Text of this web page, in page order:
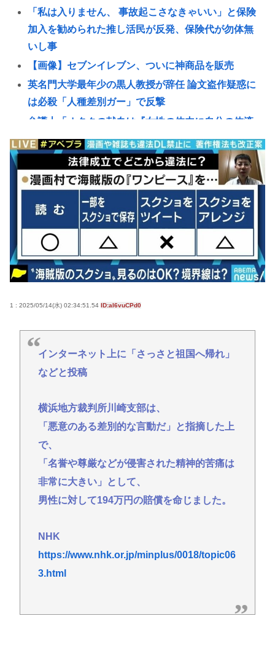
「私は入りません、 事故起こさなきゃいい」と保険
加入を勧められた推し活民が反発、保険代が勿体無
いし事
【画像】セブンイレブン、ついに神商品を販売
英名門大学最年少の黒人教授が辞任 論文盗作疑惑に
は必殺「人種差別ガー」で反撃
弁護士「オタクの献血は『女性の体内に自分の体液
を入れる』のが目的。場合によっては不同意性交罪
に当たる」
堀大輔さん、寝る間も惜しんでレスバ祭りwww
【悲報】韓国サッカー協会に性接待疑惑、「Jリーグ
の審判を統括する人物」も含まれると報道
「救える命だった」ウィシュマさん死亡めぐる国賠
訴訟が結審、遺族側は「入管の責任」改めて訴え
(ヽ´ん`) 嫌儲民「ケンモメン」の定義 👈 何て答え
る？
【悲報】佐藤二朗さん主演の「踊る」スピンオフ作
「14歳の少年に挿入を…」性器に火をつけ脅迫、少
女達はモップで…657人が死亡した韓国“最悪の人権
侵害”のおぞましすぎる実態
www
1.7kmの間何度も何度も 煽り追突
Powered by livedoor 相互RSS
1 : 2025/05/14(水) 02:34:51.54 ID:aI6vuCPd0
インターネット上に「さっさと祖国へ帰れ」
などと投稿
横浜地方裁判所川崎支部は、
「悪意のある差別的な言動だ」と指摘した上
で、
「名誉や尊厳などが侵害された精神的苦痛は
非常に大きい」として、
男性に対して194万円の賠償を命じました。
NHK
https://www.nhk.or.jp/minplus/0018/topic06
3.html